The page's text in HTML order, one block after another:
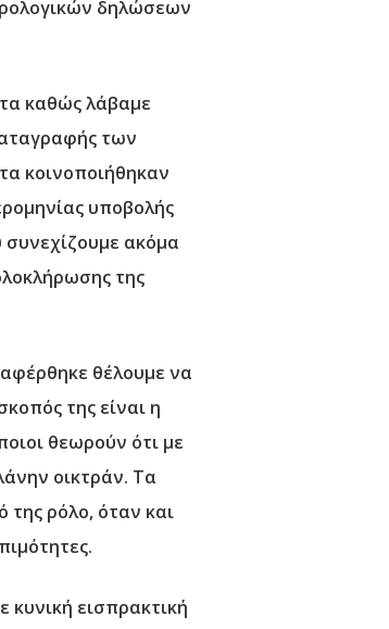
δηλώσεων
καθώς λάβαμε
των
κοινοποιήθηκαν
υποβολής
ακόμα
της
θέλουμε να
της είναι η
θεωρούν ότι με
οικτράν. Τα
της ρόλο, όταν και
κυνική εισπρακτική